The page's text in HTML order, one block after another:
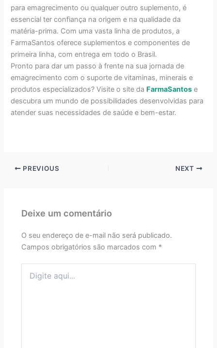
para emagrecimento ou qualquer outro suplemento, é
essencial ter confiança na origem e na qualidade da
matéria-prima. Com uma vasta linha de produtos, a
FarmaSantos oferece suplementos e componentes de
primeira linha, com entrega em todo o Brasil.
Pronto para dar um passo à frente na sua jornada de
emagrecimento com o suporte de vitaminas, minerais e
produtos especializados? Visite o site da FarmaSantos e
descubra um mundo de possibilidades desenvolvidas para
atender suas necessidades de saúde e bem-estar.
PREVIOUS NEXT
Deixe um comentário
O seu endereço de e-mail não será publicado.
Campos obrigatórios são marcados com *
aqui...